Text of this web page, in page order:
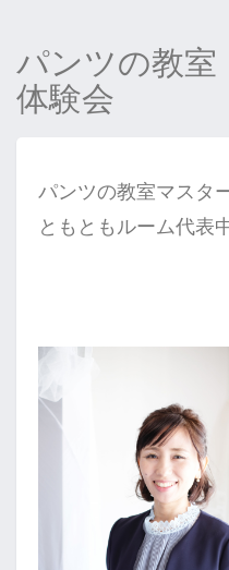
パンツの教室
体験会
パンツの教室マスタ
ともともルーム代表